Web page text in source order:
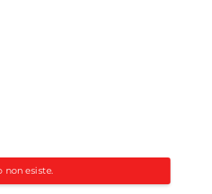
non esiste.